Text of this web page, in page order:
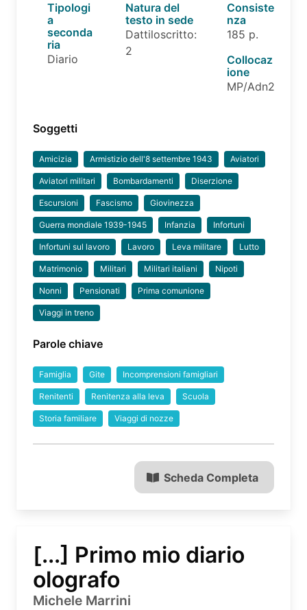
Tipologi
a
seconda
ria
Diario
Natura del
testo in sede
Dattiloscritto:
2
Consiste
nza
185 p.
Collocaz
ione
MP/Adn2
Soggetti
Amicizia Armistizio dell'8 settembre 1943 Aviatori
Aviatori militari Bombardamenti Diserzione
Escursioni Fascismo Giovinezza
Guerra mondiale 1939-1945 Infanzia Infortuni
Infortuni sul lavoro Lavoro Leva militare Lutto
Matrimonio Militari Militari italiani Nipoti
Nonni Pensionati Prima comunione
Viaggi in treno
Parole chiave
Famiglia Gite Incomprensioni famigliari
Renitenti Renitenza alla leva Scuola
Storia familiare Viaggi di nozze
Scheda Completa
[...] Primo mio diario
olografo
Michele Marrini